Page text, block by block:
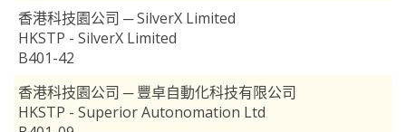
香港科技園公司 ─ SilverX Limited
HKSTP - SilverX Limited
B401-42
香港科技園公司 ─ 豐卓自動化科技有限公司
HKSTP - Superior Autonomation Ltd